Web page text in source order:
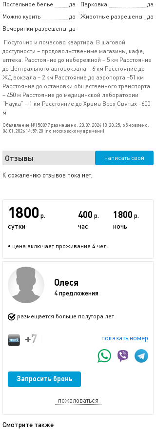
Постельное белье да Парковка
да
Можно курить
да Животные разрешены
да
Вечеринки разрешены да
Посуточно и почасово квартира. В шаговой
доступности – продовольственные магазины, кафе,
аптека. Расстояние до набережной – 5 км Расстояние
до Центрального автовокзала – 6 км Расстояние до
ЖД вокзала – 2 км Расстояние до аэропорта –51 км
Расстояние до остановки общественного транспорта
– 450 м Расстояние до медицинской лаборатории
“Наука” – 1 км Расстояние до Храма Всех Святых –600
м
Объявление №150097 размещено: 23.09.2024 18:20:25, обновлено:
06.01.2026 14:59:28 (по московскому времени)
Отзывы написать свой
К сожалению отзывов пока нет.
1800 р.
сутки
400 р.
час
1800 р.
ночь
• цена включает проживание 4 чел.
Олеся
4 предложения
размещается больше полутора лет
показать номер
+7 (996) 734-75-07
Запросить бронь
пожаловаться
Смотрите также